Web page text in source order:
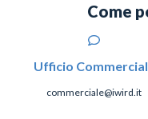
Come
Ufficio
commerciale@iwird.it